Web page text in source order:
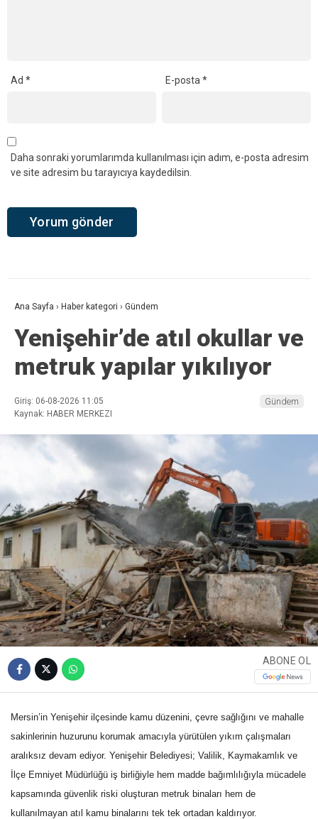
Ad * E-posta*
Daha sonraki yorumlarımda kullanılması için adım, e-posta adresim
ve site adresim bu tarayıcıya kaydedilsin.
Ana Sayfa › Haber kategori › Gündem
Yenişehir’de atıl okullar ve
metruk yapılar yıkılıyor
Giriş: 06-08-2026 11:05
Kaynak: HABER MERKEZI
Gündem
ABONE OL
Mersin’in Yenişehir ilçesinde kamu düzenini, çevre sağlığını ve mahalle
sakinlerinin huzurunu korumak amacıyla yürütülen yıkım çalışmaları
aralıksız devam ediyor. Yenişehir Belediyesi; Valilik, Kaymakamlık ve
İlçe Emniyet Müdürlüğü iş birliğiyle hem madde bağımlılığıyla mücadele
kapsamında güvenlik riski oluşturan metruk binaları hem de
kullanılmayan atıl kamu binalarını tek tek ortadan kaldırıyor.